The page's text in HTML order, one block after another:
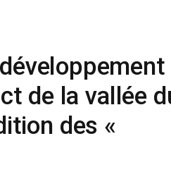
de la vallée
des «